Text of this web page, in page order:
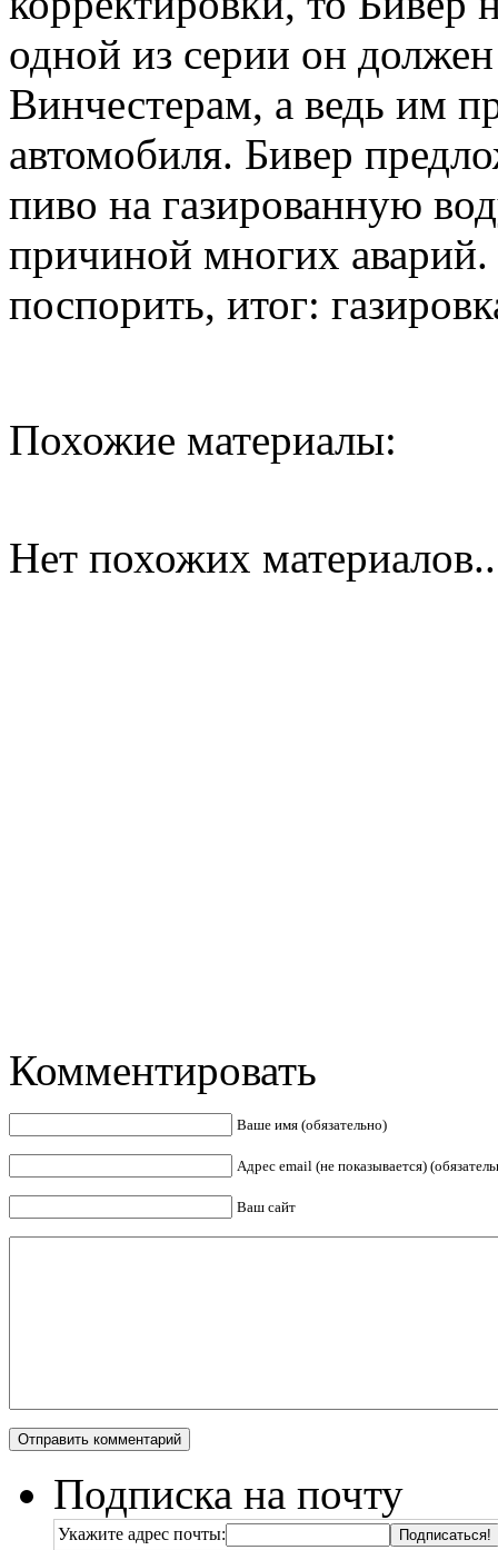
одной из серии он
Винчестерам, а ведь им
автомобиля. Бивер
пиво на газированную
причиной многих
поспорить, итог:
Похожие материалы:
Нет похожих
Комментировать
Ваше имя (обязательно)
Адрес email (не показывается)
Ваш сайт
Подписка на почту
Укажите адрес почты: